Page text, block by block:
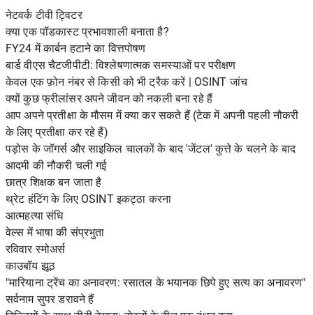
नेटवर्क टीवी ट्विटर
क्या एक पॉडकास्ट प्रभावशाली बनाता है?
FY24 में कार्बन हटाने का वित्तपोषण
बार्ड वीएस चैटजीपीटी: विश्लेषणात्मक समस्याओं पर परीक्षण
केवल एक फ़ोन नंबर से किसी को भी ट्रैक करें | OSINT जांच
क्यों कुछ फ्रीलांसर अपने जीवन को नकली बना रहे हैं
आप अपने प्रतीक्षा के मौसम में क्या कर सकते हैं (टेक में अपनी पहली नौकरी
के लिए प्रतीक्षा कर रहे हैं)
पड़ोस के जॉगर्स और साइकिल चालकों के बाद 'जेंटल' कुत्ते के चलने के बाद
आदमी की नौकरी चली गई
छात्र शिक्षक बन जाता है
थ्रेट हंटिंग के लिए OSINT इकट्ठा करना
आत्महत्या संधि
वेल्स में भाषा की संप्रभुता
रविवार स्मोअर्स
काउबॉय झूठ
"मारियाना ट्रेंच का अनावरण: रसातल के भयानक छिपे हुए सत्य का अनावरण"
सर्वनाम सुपर डरावने हैं